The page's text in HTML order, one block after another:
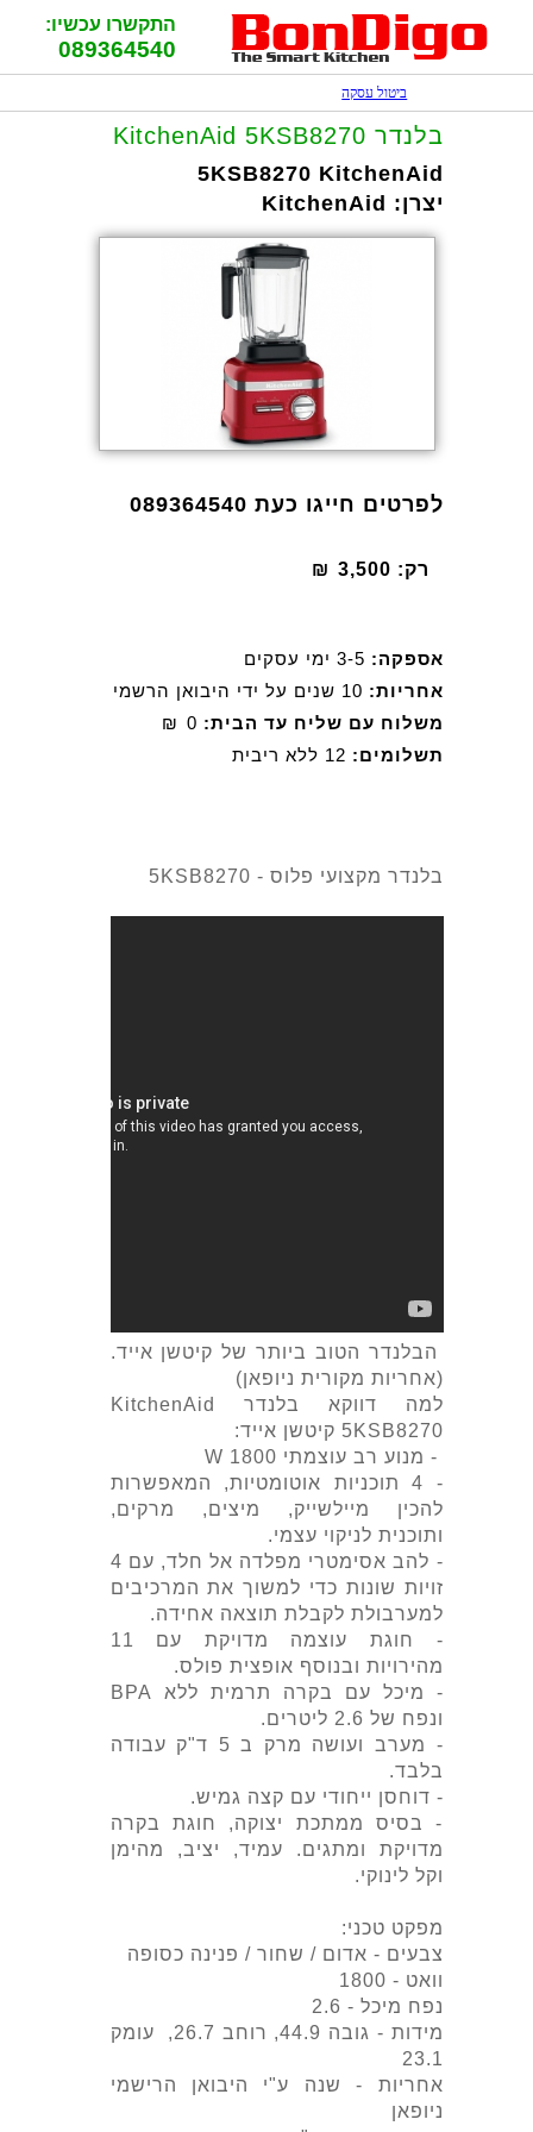
התקשרו עכשיו:
089364540
ביטול עסקה
בלנדר KitchenAid 5KSB8270
יצרן: KitchenAid
5KSB8270 KitchenAid
לפרטים חייגו כעת 089364540
אספקה: 3-5 ימי עסקים
אחריות: 10 שנים על ידי היבואן הרשמי
משלוח עם שליח עד הבית: 0
₪
תשלומים: 12 ללא ריבית
בלנדר מקצועי פלוס - 5KSB8270
הבלנדר הטוב ביותר של קיטשן אייד.
(אחריות מקורית ניופאן)
למה דווקא ‏בלנדר KitchenAid
5KSB8270 קיטשן אייד:
- מנוע רב עוצמתי 1800 W
- 4 תוכניות אוטומטיות, המאפשרות
להכין מיילשייק, מיצים, מרקים,
ותוכנית לניקוי עצמי.
- להב אסימטרי מפלדה אל חלד, עם 4
זויות שונות כדי למשוך את המרכיבים
למערבולת לקבלת תוצאה אחידה.
- חוגת עוצמה מדויקת עם 11
מהירויות ובנוסף אופצית פולס.
- מיכל עם בקרה תרמית ללא BPA
ונפח של 2.6 ליטרים.
- מערב ועושה מרק ב 5 ד"ק עבודה
בלבד.
- דוחסן ייחודי עם קצה גמיש.
- בסיס ממתכת יצוקה, חוגת בקרה
מדויקת ומתגים. עמיד, יציב, מהימן
וקל לינוקי.
מפקט טכני:
צבעים - אדום / שחור / פנינה כסופה
וואט - 1800
נפח מיכל - 2.6
מידות - גובה 44.9, רוחב 26.7, עומק
23.1
אחריות - שנה ע"י היבואן הרישמי
ניופאן
רק: 3,500
₪